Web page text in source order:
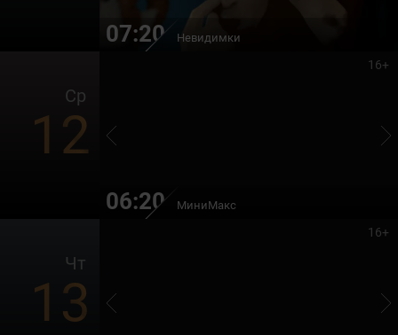
07:20 Невидимки
Ср
12
16+
06:20 МиниМакс
Чт
13
16+